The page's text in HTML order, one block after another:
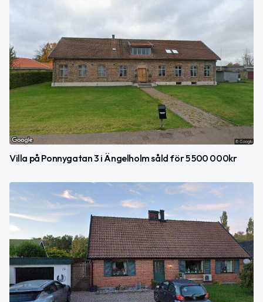
Villa på Ponnygatan 3 i Ängelholm såld för 5 500 000kr